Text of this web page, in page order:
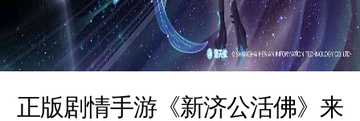
正版剧情手游《新济公活佛》来